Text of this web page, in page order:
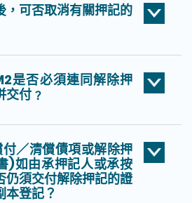
，可否取消有關押記的
是否必須連同解除押
交付﹖
／清償債項或解除押
)如由承押記人或承按
仍須交付解除押記的證
本登記？